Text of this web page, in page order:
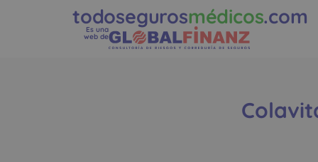
todosegurosmédicos.com
Es una
web de